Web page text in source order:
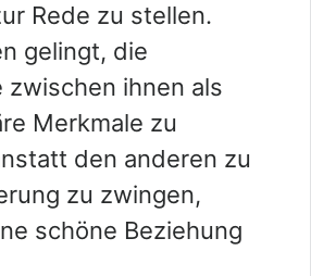
Rede zu stellen.
gelingt, die
zwischen ihnen als
Merkmale zu
den anderen zu
zu zwingen,
schöne Beziehung